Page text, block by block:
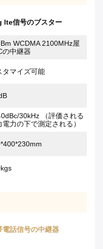
lte信号のブスター
WCDMA 2100MHz屋
の中継器
タマイズ可能
30kHz （評価される
電力の下で測定される）
話信号の中継器